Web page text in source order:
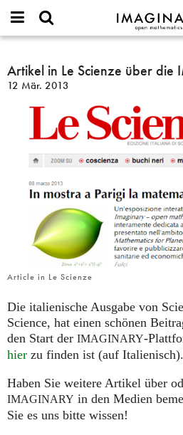
IMAGINARY
open
한국어
Español
Türkçe
Hands-
Filme
Texte
Mehr...
Projekte
Kontakt
or
username
Passwort
Neues
Suche
Artikel
in
Le
Scienze
die
IMAGINARY-
Artikel in Le Scienze über die
12 Mär. 2013
Article in Le Scienze
Die italienische Ausgabe von
Science, hat einen schönen
den Start der IMAGINARY-
hier zu finden ist (auf Italienisch).
Haben Sie weitere Artikel über
IMAGINARY in den Medien
Sie es uns bitte wissen!